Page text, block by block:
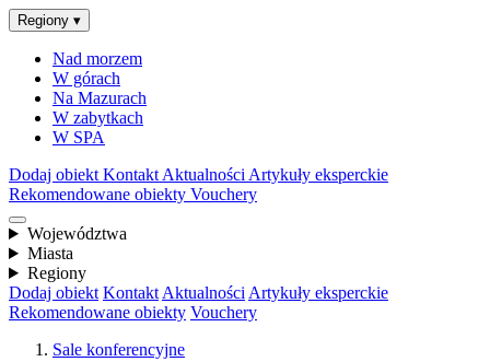
Regiony ▾
Nad morzem
W górach
Na Mazurach
W zabytkach
W SPA
Dodaj obiekt Kontakt Aktualności Artykuły eksperckie
Rekomendowane obiekty Vouchery
Województwa
Miasta
Regiony
Dodaj obiekt Kontakt Aktualności Artykuły eksperckie
Rekomendowane obiekty Vouchery
Sale konferencyjne